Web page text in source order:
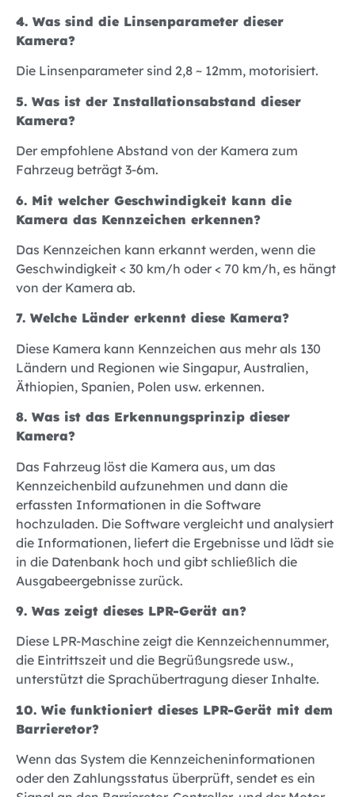
4. Was sind die Linsenparameter dieser
Kamera?
Die Linsenparameter sind 2,8 ~ 12mm, motorisiert.
5. Was ist der Installationsabstand dieser
Kamera?
Der empfohlene Abstand von der Kamera zum
Fahrzeug beträgt 3-6m.
6. Mit welcher Geschwindigkeit kann die
Kamera das Kennzeichen erkennen?
Das Kennzeichen kann erkannt werden, wenn die
Geschwindigkeit < 30 km/h oder < 70 km/h, es hängt
von der Kamera ab.
7. Welche Länder erkennt diese Kamera?
Diese Kamera kann Kennzeichen aus mehr als 130
Ländern und Regionen wie Singapur, Australien,
Äthiopien, Spanien, Polen usw. erkennen.
8. Was ist das Erkennungsprinzip dieser
Kamera?
Das Fahrzeug löst die Kamera aus, um das
Kennzeichenbild aufzunehmen und dann die
erfassten Informationen in die Software
hochzuladen. Die Software vergleicht und analysiert
die Informationen, liefert die Ergebnisse und lädt sie
in die Datenbank hoch und gibt schließlich die
Ausgabeergebnisse zurück.
9. Was zeigt dieses LPR-Gerät an?
Diese LPR-Maschine zeigt die Kennzeichennummer,
die Eintrittszeit und die Begrüßungsrede usw.,
unterstützt die Sprachübertragung dieser Inhalte.
10. Wie funktioniert dieses LPR-Gerät mit dem
Barrieretor?
Wenn das System die Kennzeicheninformationen
oder den Zahlungsstatus überprüft, sendet es ein